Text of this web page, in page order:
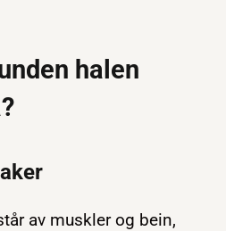
halen
av muskler og bein,